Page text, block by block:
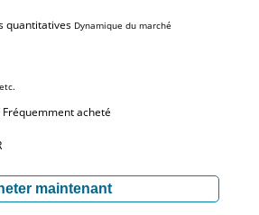
quantitatives Dynamique du marché
Fréquemment acheté
maintenant